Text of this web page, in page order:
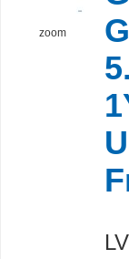
zoom